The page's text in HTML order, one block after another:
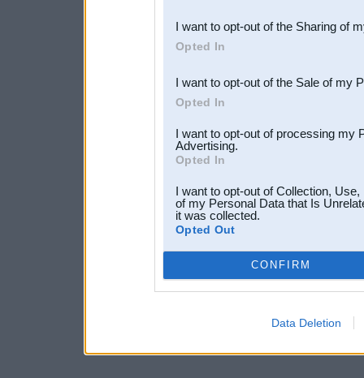
Downstream Participants
third parties.
I want to opt-out of the Sharing of
Opted In
I want to opt-out of the Sale of my
Opted In
I want to opt-out of processing my
Advertising.
Opted In
I want to opt-out of Collection,
of my Personal Data that Is
it was collected.
Opted Out
CONFIRM
Data Deletion